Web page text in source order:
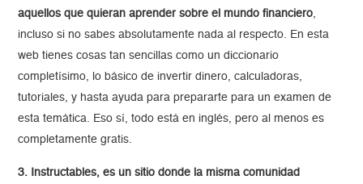
aquellos que quieran aprender sobre el mundo financiero,
incluso si no sabes absolutamente nada al respecto. En esta
web tienes cosas tan sencillas como un diccionario
completísimo, lo básico de invertir dinero, calculadoras,
tutoriales, y hasta ayuda para prepararte para un examen de
esta temática. Eso sí, todo está en inglés, pero al menos es
completamente gratis.
3. Instructables, es un sitio donde la misma comunidad